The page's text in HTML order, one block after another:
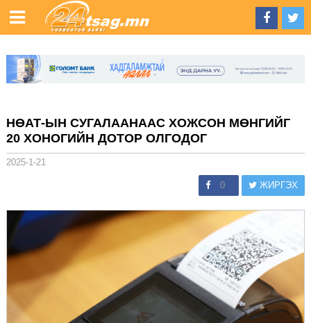
НӨАТ-ЫН СУГАЛААНААС ХОЖСОН МӨНГИЙГ
20 ХОНОГИЙН ДОТОР ОЛГОДОГ
2025-1-21
0 ЖИРГЭХ